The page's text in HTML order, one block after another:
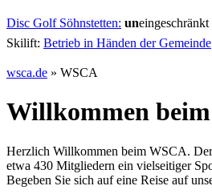
Disc Golf Söhnstetten: un
Skilift: Betrieb in Händen der Gemeinde
wsca.de » WSCA
Willkommen
Herzlich Willkommen beim WSCA.
etwa 430 Mitgliedern ein vielseitiger
Begeben Sie sich auf eine Reise auf